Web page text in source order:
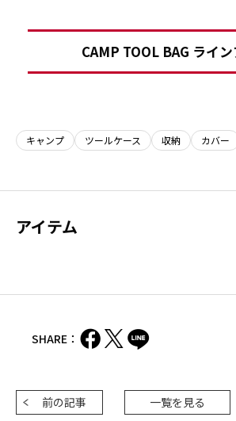
CAMP TOOL BAG ライ
キャンプ ツールケース 収納 カバー
アイテム
SHARE：
前の記事 一覧を見る